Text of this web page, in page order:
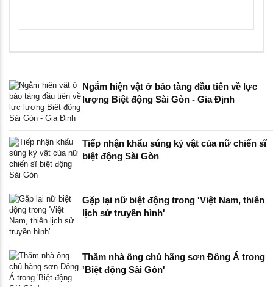
Ngắm hiện vật ở bảo tàng đầu tiên về lực
lượng Biệt động Sài Gòn - Gia Định
Tiếp nhận khẩu súng kỷ vật của nữ chiến sĩ
biệt động Sài Gòn
Gặp lại nữ biệt động trong 'Việt Nam, thiên
lịch sử truyền hình'
Thăm nhà ông chủ hãng sơn Đông Á trong
'Biệt động Sài Gòn'